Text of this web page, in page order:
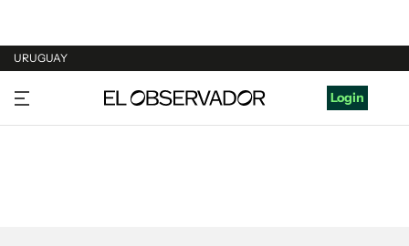
URUGUAY
URUGUAY
ARGENTINA
Login